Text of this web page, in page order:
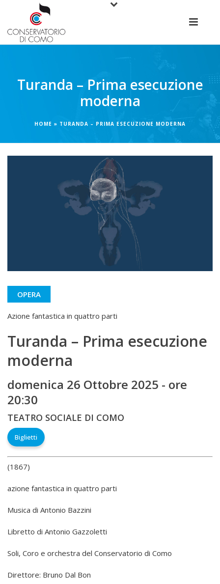
Turanda – Prima esecuzione
moderna
HOME » TURANDA – PRIMA ESECUZIONE MODERNA
OPERA
Azione fantastica in quattro parti
Turanda – Prima esecuzione
moderna
domenica 26 Ottobre 2025 - ore
20:30
TEATRO SOCIALE DI COMO
Biglietti
(1867)
azione fantastica in quattro parti
Musica di Antonio Bazzini
Libretto di Antonio Gazzoletti
Soli, Coro e orchestra del Conservatorio di Como
Direttore: Bruno Dal Bon